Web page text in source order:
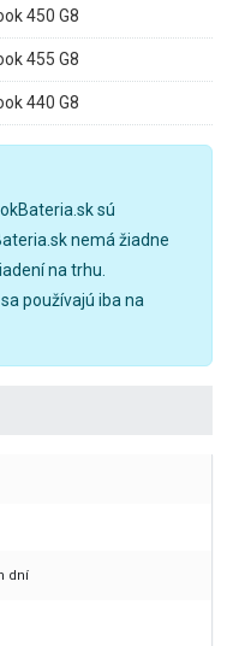
450 G8
455 G8
440 G8
sú
nemá žiadne
na trhu.
používajú iba na
dní